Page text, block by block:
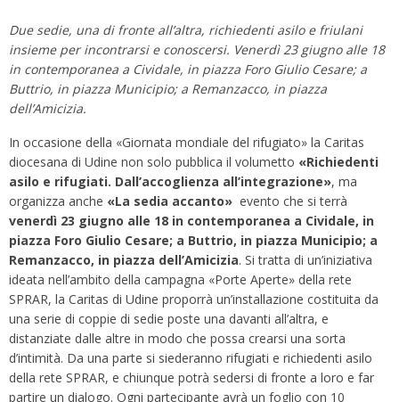
Due sedie, una di fronte all’altra, richiedenti asilo e friulani
insieme per incontrarsi e conoscersi. Venerdì 23 giugno alle 18
in contemporanea a Cividale, in piazza Foro Giulio Cesare; a
Buttrio, in piazza Municipio; a Remanzacco, in piazza
dell’Amicizia.
In occasione della «Giornata mondiale del rifugiato» la Caritas
diocesana di Udine non solo pubblica il volumetto «Richiedenti
asilo e rifugiati. Dall’accoglienza all’integrazione», ma
organizza anche «La sedia accanto» evento che si terrà
venerdì 23 giugno alle 18 in contemporanea a Cividale, in
piazza Foro Giulio Cesare; a Buttrio, in piazza Municipio; a
Remanzacco, in piazza dell’Amicizia. Si tratta di un’iniziativa
ideata nell’ambito della campagna «Porte Aperte» della rete
SPRAR, la Caritas di Udine proporrà un’installazione costituita da
una serie di coppie di sedie poste una davanti all’altra, e
distanziate dalle altre in modo che possa crearsi una sorta
d’intimità. Da una parte si siederanno rifugiati e richiedenti asilo
della rete SPRAR, e chiunque potrà sedersi di fronte a loro e far
partire un dialogo. Ogni partecipante avrà un foglio con 10